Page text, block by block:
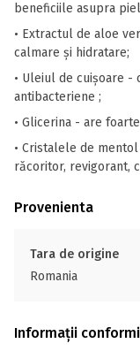
beneficiile asupra
• Extractul de aloe
calmare și hidratare;
• Uleiul de cuișoare
antibacteriene ;
• Glicerina - are
• Cristalele de
răcoritor, revigorant,
Provenienta
Tara de origine
Romania
Informații